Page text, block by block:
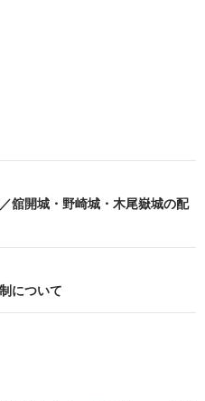
舘開城・野崎城・木尾嶽城の配
について